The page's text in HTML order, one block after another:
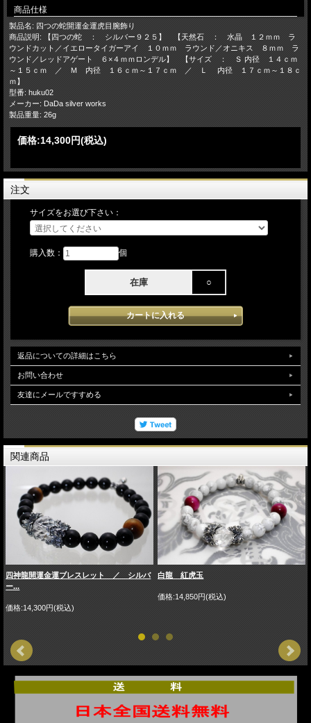
商品仕様
製品名: 四つの蛇開運金運虎目腕飾り
商品説明: 【四つの蛇 ： シルバー９２５】 【天然石 ： 水晶 １２ｍｍ ラ
ウンドカット／イエロータイガーアイ １０ｍｍ ラウンド／オニキス ８ｍｍ ラ
ウンド／レッドアゲート ６×４ｍｍロンデル】 【サイズ ： Ｓ 内径 １４ｃｍ
～１５ｃｍ ／ Ｍ 内径 １６ｃｍ～１７ｃｍ ／ Ｌ 内径 １７ｃｍ～１８ｃ
ｍ】
型番: huku02
メーカー: DaDa silver works
製品重量: 26g
価格:14,300円(税込)
注文
サイズをお選び下さい：
購入数： 個
在庫 ○
返品についての詳細はこちら
お問い合わせ
友達にメールですすめる
関連商品
四神龍開運金運ブレスレット ／ シルバ
ー...
価格:14,300円(税込)
白龍 紅虎玉
価格:14,850円(税込)